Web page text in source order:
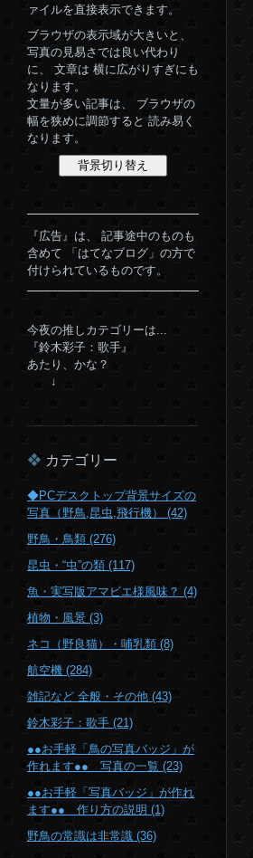
ァイルを直接表示できます。
ブラウザの表示域が大きいと、
写真の見易さでは良い代わり
に、 文章は 横に広がりすぎにも
なります。
文量が多い記事は、 ブラウザの
幅を狭めに調節すると 読み易く
なります。
『広告』は、 記事途中のものも
含めて 「はてなブログ」の方で
付けられているものです。
今夜の推しカテゴリーは...
『鈴木彩子：歌手』
あたり、かな？
↓
カテゴリー
◆PCデスクトップ背景サイズの
写真（野鳥,昆虫,飛行機） (42)
野鳥・鳥類 (276)
昆虫・“虫”の類 (117)
魚・実写版アマビエ様風味？ (4)
植物・風景 (3)
ネコ（野良猫）・哺乳類 (8)
航空機 (284)
雑記など 全般・その他 (43)
鈴木彩子：歌手 (21)
●●お手軽「鳥の写真バッジ」が
作れます●● 写真の一覧 (23)
●●お手軽「写真バッジ」が作れ
ます●● 作り方の説明 (1)
野鳥の常識は非常識 (36)